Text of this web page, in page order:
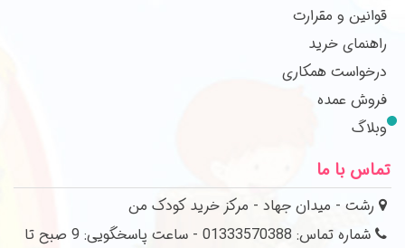
قوانین و مقرارت
راهنمای خرید
درخواست همکاری
فروش عمده
وبلاگ
تماس با ما
رشت - میدان جهاد - مرکز خرید کودک من
شماره تماس: 01333570388 - ساعت پاسخگویی: 9 صبح تا